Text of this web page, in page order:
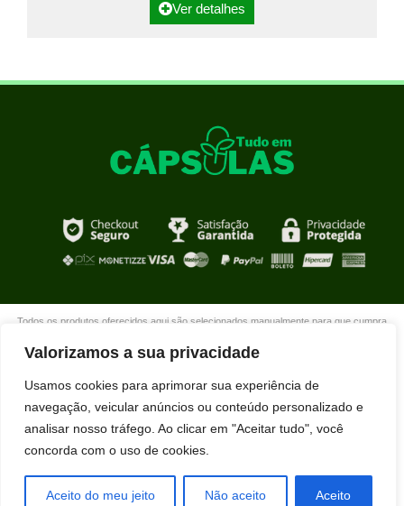
Valorizamos a sua privacidade
Usamos cookies para aprimorar sua experiência de
navegação, veicular anúncios ou conteúdo personalizado e
analisar nosso tráfego. Ao clicar em "Aceitar tudo", você
concorda com o uso de cookies.
Aceito do meu jeito Não aceito Aceito
Ver detalhes
Todos os produtos oferecidos aqui são selecionados manualmente para que cumpra
extraordinários para você que está realmente comprometido com sua mudança. Boas